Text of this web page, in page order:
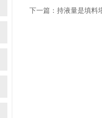
下一篇： 持液量是填料